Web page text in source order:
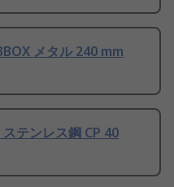
メタル 240 mm
テンレス鋼 CP 40